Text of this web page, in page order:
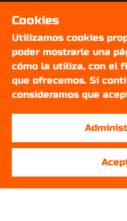
Cookies
Utilizamos cookies
poder mostrarle una
cómo la utiliza, con el
que ofrecemos. Si
consideramos que